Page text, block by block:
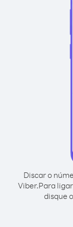
Discar o
Viber.Para
disque